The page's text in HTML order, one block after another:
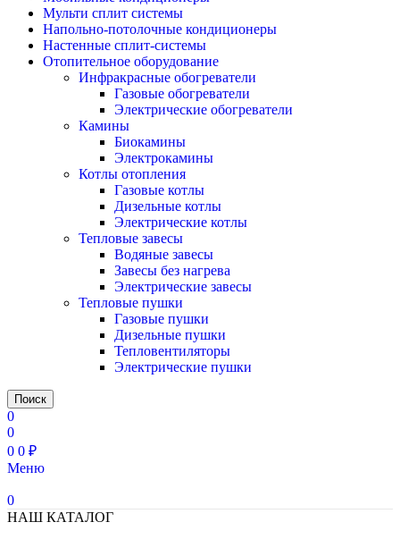
Мульти сплит системы
Напольно-потолочные кондиционеры
Настенные сплит-системы
Отопительное оборудование
Инфракрасные обогреватели
Газовые обогреватели
Электрические обогреватели
Камины
Биокамины
Электрокамины
Котлы отопления
Газовые котлы
Дизельные котлы
Электрические котлы
Тепловые завесы
Водяные завесы
Завесы без нагрева
Электрические завесы
Тепловые пушки
Газовые пушки
Дизельные пушки
Тепловентиляторы
Электрические пушки
Поиск
0
0
0 0 ₽
Меню
0
НАШ КАТАЛОГ